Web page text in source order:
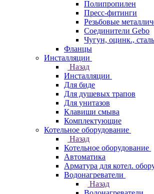
Полипропилен
Пресс-фитинги
Резьбовые
Соединители Gebo
Чугун, оцинк., сталь
Фланцы
Инсталляции
Назад
Инсталляции
Для биде
Для душевых трапов
Для унитазов
Клавиши смыва
Комплектующие
Котельное оборудование
Назад
Котельное оборудование
Автоматика
Арматура для котел.
Водонагреватели
Назад